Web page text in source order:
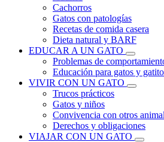
Cachorros
Gatos con patologías
Recetas de comida casera
Dieta natural y BARF
EDUCAR A UN GATO
Problemas de
Educación para gatos y
VIVIR CON UN GATO
Trucos prácticos
Gatos y niños
Convivencia con otros
Derechos y obligaciones
VIAJAR CON UN GATO